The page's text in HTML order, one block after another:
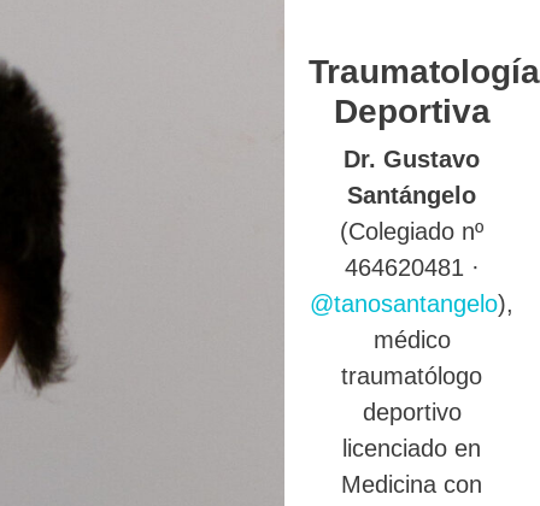
Traumatología
Deportiva
Dr. Gustavo
Santángelo
(Colegiado nº
464620481 ·
@tanosantangelo),
médico
traumatólogo
deportivo
licenciado en
Medicina con